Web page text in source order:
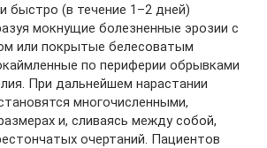
быстро (в течение 1–2 дней)
мокнущие болезненные эрозии с
или покрытые белесоватым
по периферии обрывками
При дальнейшем нарастании
многочисленными,
и, сливаясь между собой,
очертаний. Пациентов